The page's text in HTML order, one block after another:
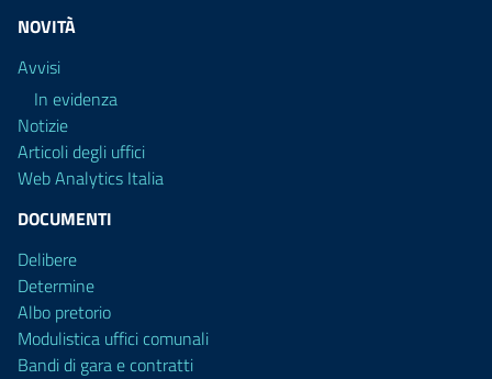
NOVITÀ
Avvisi
In evidenza
Notizie
Articoli degli uffici
Web Analytics Italia
DOCUMENTI
Delibere
Determine
Albo pretorio
Modulistica uffici comunali
Bandi di gara e contratti